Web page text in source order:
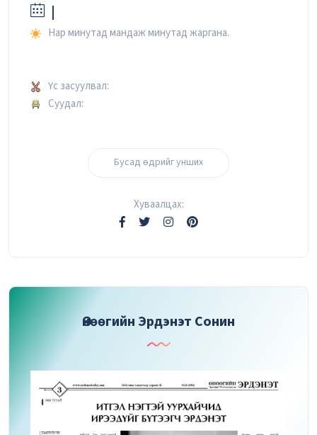
|
Нар минутад мандаж минутад жаргана.
Үс засуулвал:
Суудал:
Бусад өдрийг унших
Хуваалцах:
Өнөөгийн Эрдэнэт Сонин